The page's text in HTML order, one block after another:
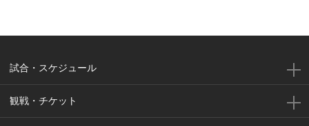
試合・スケジュール
観戦・チケット